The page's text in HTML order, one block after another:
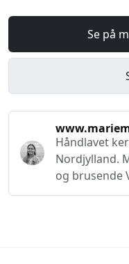
Se på
Håndlavet
Nordjylland.
og brusende